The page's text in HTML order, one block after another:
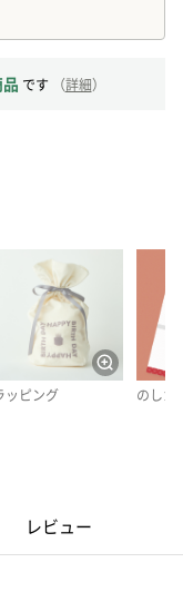
です （詳細）
ッピング のしカ
レビュー